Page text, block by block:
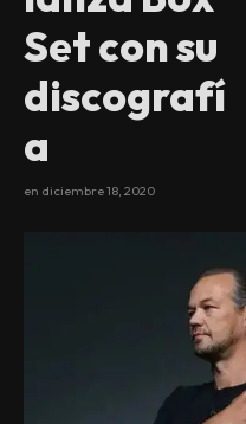
Set con su
discografí
a
en diciembre 18, 2020